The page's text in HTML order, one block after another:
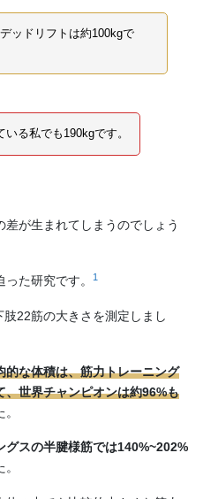
ッドリフトは約100kgで
いる私でも190kgです。
が生まれてしまうのでしょう
た研究です。 1
22筋の大きさを測定しまし
的な体積は、筋力トレーニング
世界チャンピオンは約96%も
グスの半腱様筋では140%~202%